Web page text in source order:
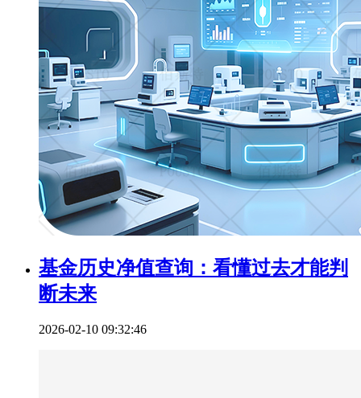
基金历史净值查询：看懂过去才能判
断未来
2026-02-10 09:32:46